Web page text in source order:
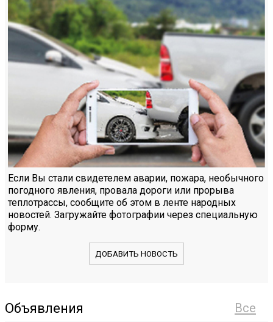
Если Вы стали свидетелем аварии, пожара, необычного
погодного явления, провала дороги или прорыва
теплотрассы, сообщите об этом в ленте народных
новостей. Загружайте фотографии через специальную
форму.
ДОБАВИТЬ НОВОСТЬ
Все
Объявления